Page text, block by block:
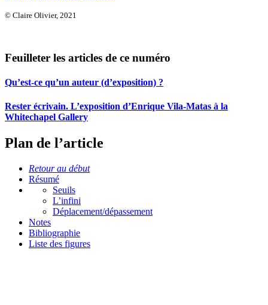
© Claire Olivier, 2021
Feuilleter les articles de ce numéro
Qu’est-ce qu’un auteur (d’exposition) ?
Rester écrivain. L’exposition d’Enrique Vila-Matas à la
Whitechapel Gallery
Plan de l’article
Retour au début
Résumé
Seuils
L’infini
Déplacement/dépassement
Notes
Bibliographie
Liste des figures